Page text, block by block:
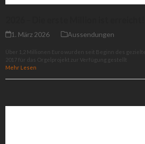
1. März 2026 Aussendungen
Über 1,2 Millionen Euro wurden seit Beginn des
2017 für das Orgelprojekt zur Verfügung gestellt
Mehr Lesen